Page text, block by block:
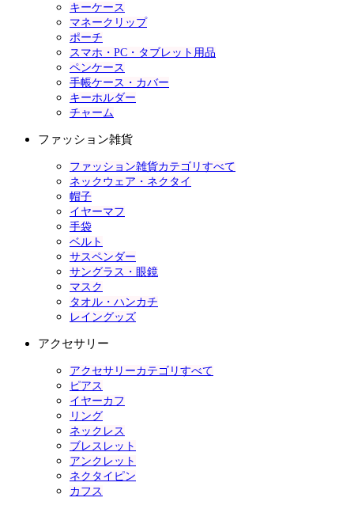
キーケース
マネークリップ
ポーチ
スマホ・PC・タブレット用品
ペンケース
手帳ケース・カバー
キーホルダー
チャーム
ファッション雑貨
ファッション雑貨カテゴリすべて
ネックウェア・ネクタイ
帽子
イヤーマフ
手袋
ベルト
サスペンダー
サングラス・眼鏡
マスク
タオル・ハンカチ
レイングッズ
アクセサリー
アクセサリーカテゴリすべて
ピアス
イヤーカフ
リング
ネックレス
ブレスレット
アンクレット
ネクタイピン
カフス